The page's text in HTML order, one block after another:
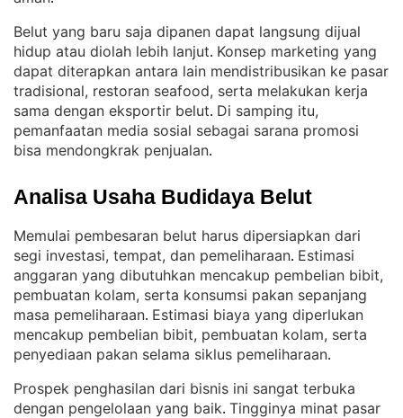
Belut yang baru saja dipanen dapat langsung dijual
hidup atau diolah lebih lanjut. Konsep marketing yang
dapat diterapkan antara lain mendistribusikan ke pasar
tradisional, restoran seafood, serta melakukan kerja
sama dengan eksportir belut. Di samping itu,
pemanfaatan media sosial sebagai sarana promosi
bisa mendongkrak penjualan.
Analisa Usaha Budidaya Belut
Memulai pembesaran belut harus dipersiapkan dari
segi investasi, tempat, dan pemeliharaan. Estimasi
anggaran yang dibutuhkan mencakup pembelian bibit,
pembuatan kolam, serta konsumsi pakan sepanjang
masa pemeliharaan. Estimasi biaya yang diperlukan
mencakup pembelian bibit, pembuatan kolam, serta
penyediaan pakan selama siklus pemeliharaan.
Prospek penghasilan dari bisnis ini sangat terbuka
dengan pengelolaan yang baik. Tingginya minat pasar